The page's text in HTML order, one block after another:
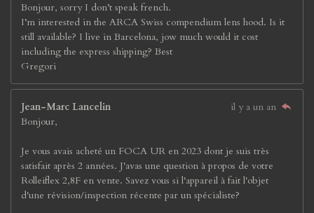
Bonjour, sorry I don’t speak french.
I’m interested in the ARCA Swiss compendium lens hood. Is it
still available? I live in Barcelona, jow much would it cost
including the express shipping? Best
Gregori
Jean-Marc Lancelin
il y a un an
Bonjour,
Je vous avais acheté un FOCA UR en 2023 dont je suis très
satisfait après 2 années. J'avas une question à propos de votre
Rolleiflex 2,8F en vente. Savez vous si l'appareil à fait l'objet
d'une révision/inspection récente par un spécialiste?